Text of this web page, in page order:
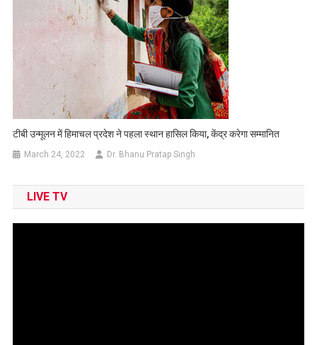
टीबी उन्मूलन में हिमाचल प्रदेश ने पहला स्थान हासिल किया, केंद्र करेगा सम्‍मानित
March 24, 2022 Dr. Bhanu Pratap Singh
LIVE TV